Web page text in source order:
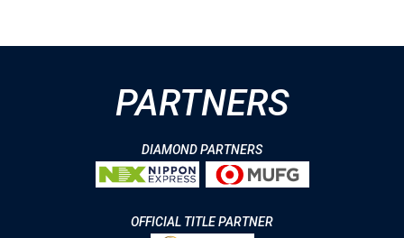
PARTNERS
DIAMOND PARTNERS
OFFICIAL TITLE PARTNER